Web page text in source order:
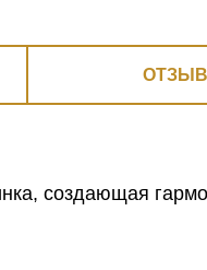
создающая